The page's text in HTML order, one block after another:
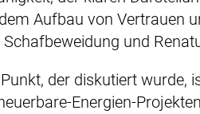
Aufbau von Vertrauen
und
der diskutiert wurde,
Energien-